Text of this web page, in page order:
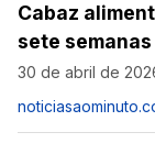
Cabaz
sete
30 de abril de